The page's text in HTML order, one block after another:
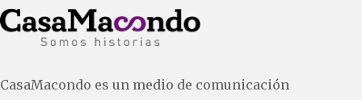
CasaMacondo es un medio de comunicación